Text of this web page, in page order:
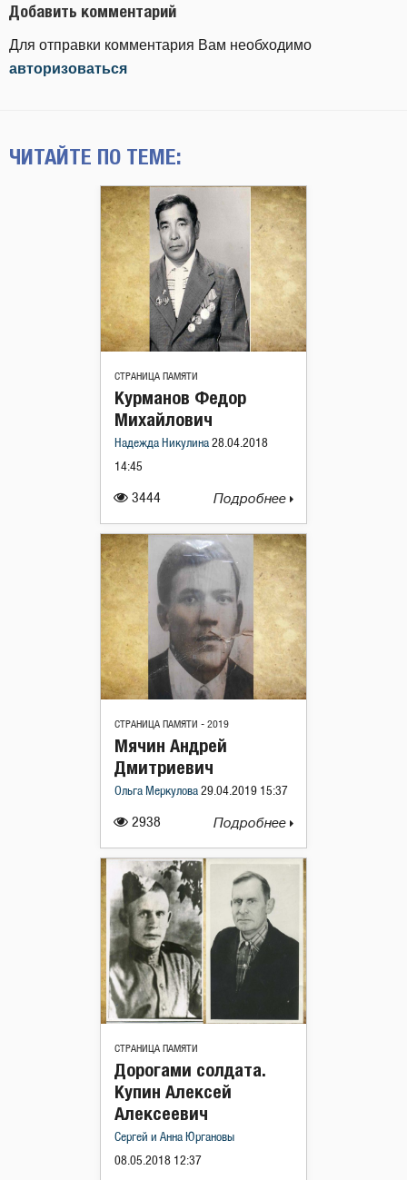
Добавить комментарий
Для отправки комментария Вам необходимо
авторизоваться
ЧИТАЙТЕ ПО ТЕМЕ:
СТРАНИЦА ПАМЯТИ
3444
Курманов Федор
Михайлович
Надежда Никулина 28.04.2018
14:45
Подробнее
СТРАНИЦА ПАМЯТИ - 2019
2938
Мячин Андрей
Дмитриевич
Ольга Меркулова 29.04.2019 15:37
Подробнее
СТРАНИЦА ПАМЯТИ
Дорогами солдата.
Купин Алексей
Алексеевич
Сергей и Анна Юргановы
08.05.2018 12:37